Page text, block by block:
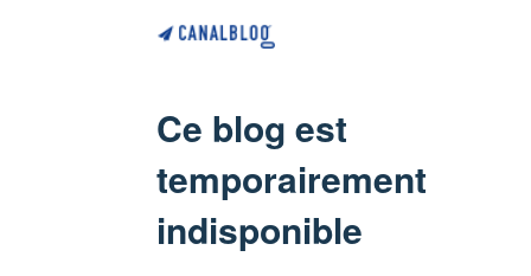
Ce blog est
temporairement
indisponible